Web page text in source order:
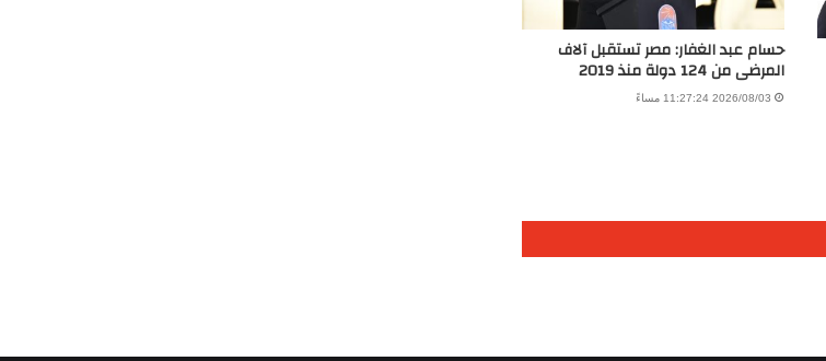
حسام عبد الغفار: مصر تستقبل آلاف
المرضى من 124 دولة منذ 2019
2026/08/03 11:27:24 مساءً